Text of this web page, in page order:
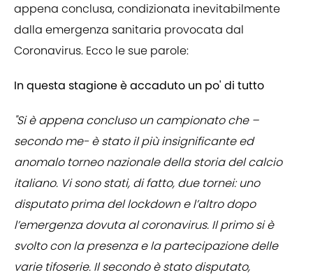
appena conclusa, condizionata inevitabilmente
dalla emergenza sanitaria provocata dal
Coronavirus. Ecco le sue parole:
In questa stagione è accaduto un po' di tutto
"Si è appena concluso un campionato che –
secondo me- è stato il più insignificante ed
anomalo torneo nazionale della storia del calcio
italiano. Vi sono stati, di fatto, due tornei: uno
disputato prima del lockdown e l’altro dopo
l’emergenza dovuta al coronavirus. Il primo si è
svolto con la presenza e la partecipazione delle
varie tifoserie. Il secondo è stato disputato,